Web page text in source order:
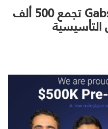
الشركة السعودية Gabster تجمع 500 ألف